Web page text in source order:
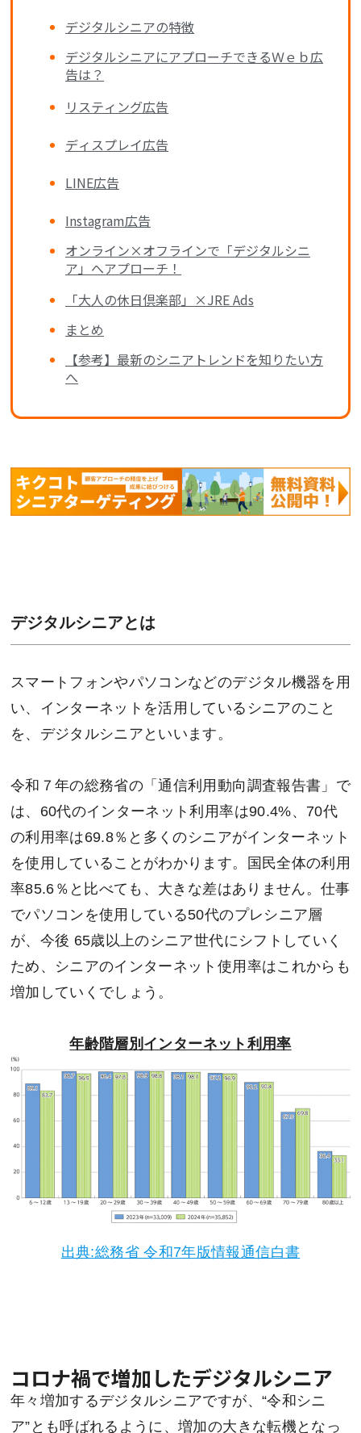
デジタルシニアの特徴
デジタルシニアにアプローチできるＷｅｂ広
告は？
リスティング広告
ディスプレイ広告
LINE広告
Instagram広告
オンライン×オフラインで「デジタルシニ
ア」へアプローチ！
「大人の休日倶楽部」×JRE Ads
まとめ
【参考】最新のシニアトレンドを知りたい方
へ
デジタルシニアとは
スマートフォンやパソコンなどのデジタル機器を用
い、インターネットを活用しているシニアのこと
を、デジタルシニアといいます。
令和７年の総務省の「通信利用動向調査報告書」で
は、60代のインターネット利用率は90.4%、70代
の利用率は69.8％と多くのシニアがインターネット
を使用していることがわかります。国民全体の利用
率85.6％と比べても、大きな差はありません。仕事
でパソコンを使用している50代のプレシニア層
が、今後 65歳以上のシニア世代にシフトしていく
ため、シニアのインターネット使用率はこれからも
増加していくでしょう。
年齢階層別インターネット利用率
出典:総務省 令和7年版情報通信白書
コロナ禍で増加したデジタルシニア
年々増加するデジタルシニアですが、“令和シニ
ア”とも呼ばれるように、増加の大きな転機となっ